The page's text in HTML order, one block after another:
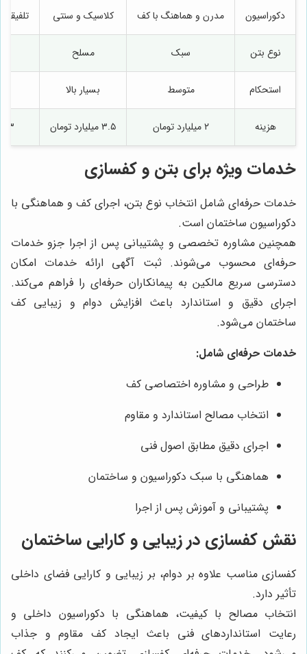
دکوراسیون مدرن و هماهنگ با کف کلاسیک و سنتی
نوع بتن سبک مسلح
استحکام متوسط بسیار بالا
هزینه ۲ میلیارد تومان ۳.۵ میلیارد تومان ۳ میلیارد تومان
خدمات ویژه برای بتن و کفسازی
خدمات حرفه‌ای شامل انتخاب نوع بتن، اجرای کف و هماهنگی با
دکوراسیون ساختمان است.
همچنین مشاوره تخصصی و پشتیبانی پس از اجرا جزو خدمات
حرفه‌ای محسوب می‌شوند. ثبت آگهی ارائه خدمات امکان
دسترسی سریع مالکین به پیمانکاران حرفه‌ای را فراهم می‌کند.
اجرای دقیق و استاندارد باعث افزایش دوام و زیبایی کف
ساختمان می‌شود.
خدمات حرفه‌ای شامل:
طراحی و مشاوره اختصاصی کف
انتخاب مصالح استاندارد و مقاوم
اجرای دقیق مطابق اصول فنی
هماهنگی با سبک دکوراسیون و ساختمان
پشتیبانی و آموزش پس از اجرا
نقش کفسازی در زیبایی و کارایی ساختمان
کفسازی مناسب علاوه بر دوام، بر زیبایی و کارایی فضای داخلی
تأثیر دارد.
انتخاب مصالح با کیفیت، هماهنگی با دکوراسیون داخلی و
رعایت استانداردهای فنی باعث ایجاد کف مقاوم و جذاب